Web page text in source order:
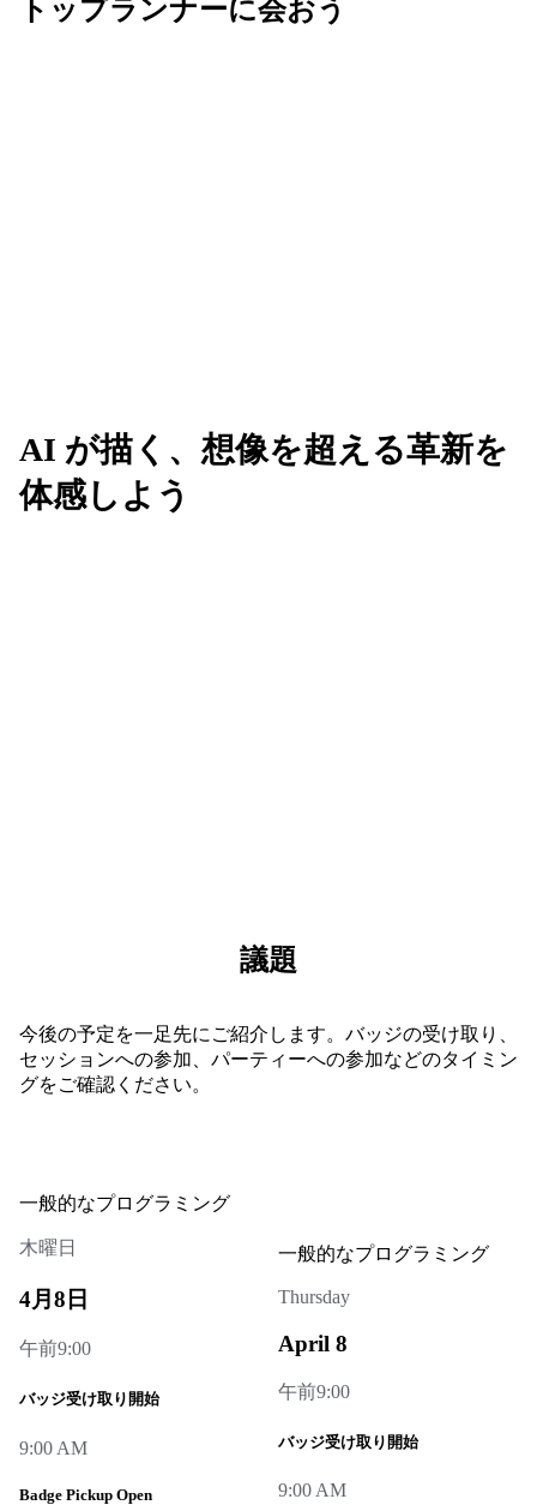
トップランナーに会おう
AI が描く、想像を超える革新を
体感しよう
議題
今後の予定を一足先にご紹介します。バッジの受け取り、
セッションへの参加、パーティーへの参加などのタイミン
グをご確認ください。
一般的なプログラミング
木曜日
4月8日
午前9:00
バッジ受け取り開始
9:00 AM
Badge Pickup Open
一般的なプログラミング
Thursday
April 8
午前9:00
バッジ受け取り開始
9:00 AM